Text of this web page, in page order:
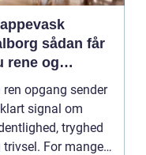
sådan får
rene og
ren opgang sender
signal om
tryghed
trivsel. For mange